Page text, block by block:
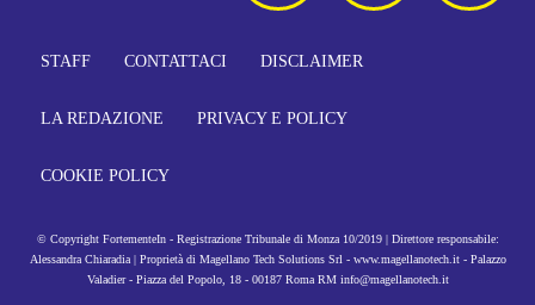
STAFF CONTATTACI DISCLAIMER
LA REDAZIONE PRIVACY E POLICY
COOKIE POLICY
© Copyright FortementeIn - Registrazione Tribunale di Monza 10/2019 | Direttore responsabile:
Alessandra Chiaradia | Proprietà di Magellano Tech Solutions Srl - www.magellanotech.it - Palazzo
Valadier - Piazza del Popolo, 18 - 00187 Roma RM info@magellanotech.it